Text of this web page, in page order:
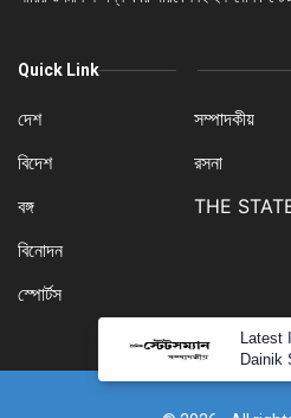
Quick Link
দেশ
বিদেশ
বঙ্গ
বিনোদন
স্পোর্টস
সম্পাদকীয়
রসনা
THE
Latest
Dainik